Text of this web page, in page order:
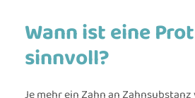
Wann ist eine
sinnvoll?